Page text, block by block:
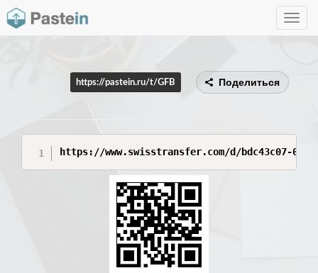
Toggle
https://pastein.ru/t/GFB Поделиться
https://www.swisstransfer.com/d/bdc43c07-